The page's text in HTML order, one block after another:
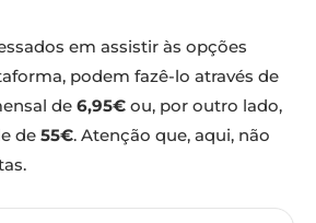
em assistir às opções
podem fazê-lo através de
de 6,95€ ou, por outro lado,
de 55€. Atenção que, aqui, não